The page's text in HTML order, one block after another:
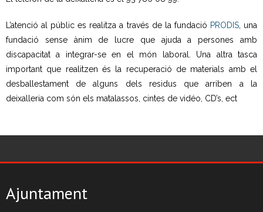
- - Amiant/Fibrociment
- Deixalleria Can Barba
L’atenció al públic es realitza a través de la fundació PRODIS, una
fundació sense ànim de lucre que ajuda a persones amb
discapacitat a integrar-se en el món laboral. Una altra tasca
important que realitzen és la recuperació de materials amb el
desballestament de alguns dels residus que arriben a la
deixalleria com són els matalassos, cintes de vidéo, CD’s, ect
Ajuntament